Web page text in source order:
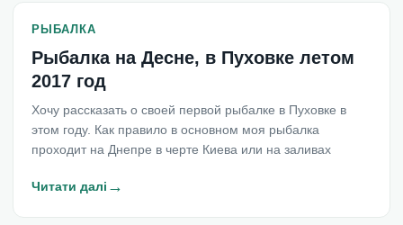
РЫБАЛКА
Рыбалка на Десне, в Пуховке летом
2017 год
Хочу рассказать о своей первой рыбалке в Пуховке в
этом году. Как правило в основном моя рыбалка
проходит на Днепре в черте Киева или на заливах
Читати далі →